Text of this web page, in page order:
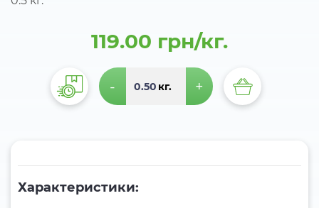
119.00 грн/кг.
- кг. +
Характеристики: